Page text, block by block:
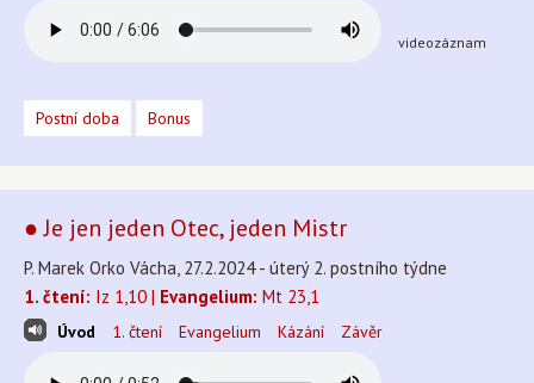
videozáznam
Postní doba Bonus
● Je jen jeden Otec, jeden Mistr
P. Marek Orko Vácha, 27.2.2024 - úterý 2. postního týdne
1. čtení: Iz 1,10 | Evangelium: Mt 23,1
Úvod 1. čtení Evangelium Kázání Závěr